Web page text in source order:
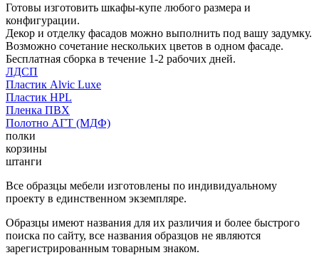
Готовы изготовить шкафы-купе любого размера и
конфигурации.
Декор и отделку фасадов можно выполнить под вашу задумку.
Возможно сочетание нескольких цветов в одном фасаде.
Бесплатная сборка в течение 1-2 рабочих дней.
ЛДСП
Пластик Alvic Luxe
Пластик HPL
Пленка ПВХ
Полотно АГТ (МДФ)
полки
корзины
штанги
Все образцы мебели изготовлены по индивидуальному
проекту в единственном экземпляре.
Образцы имеют названия для их различия и более быстрого
поиска по сайту, все названия образцов не являются
зарегистрированным товарным знаком.